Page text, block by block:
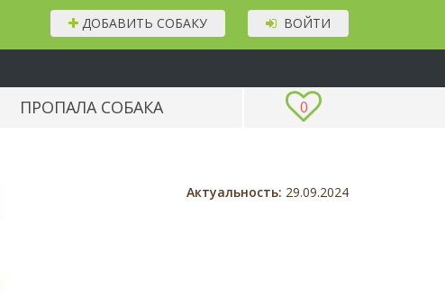
ВОЙТИ
ДОБАВИТЬ СОБАКУ
0
ПРОПАЛА СОБАКА
Актуальность: 29.09.2024